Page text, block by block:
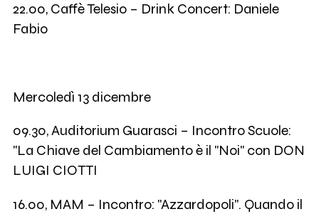
22.00, Caffè Telesio – Drink Concert: Daniele
Fabio
Mercoledì 13 dicembre
09.30, Auditorium Guarasci – Incontro Scuole:
"La Chiave del Cambiamento è il "Noi" con DON
LUIGI CIOTTI
16.00, MAM – Incontro: "Azzardopoli". Quando il